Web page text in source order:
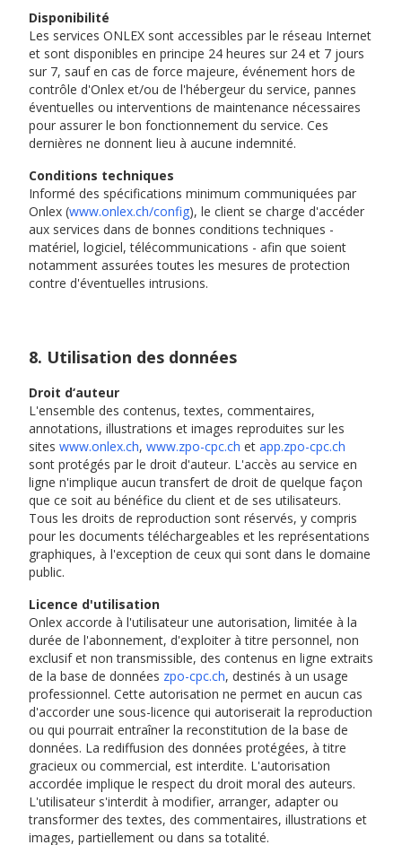
Disponibilité
Les services ONLEX sont accessibles par le réseau Internet
et sont disponibles en principe 24 heures sur 24 et 7 jours
sur 7, sauf en cas de force majeure, événement hors de
contrôle d'Onlex et/ou de l'hébergeur du service, pannes
éventuelles ou interventions de maintenance nécessaires
pour assurer le bon fonctionnement du service. Ces
dernières ne donnent lieu à aucune indemnité.
Conditions techniques
Informé des spécifications minimum communiquées par
Onlex (www.onlex.ch/config), le client se charge d'accéder
aux services dans de bonnes conditions techniques -
matériel, logiciel, télécommunications - afin que soient
notamment assurées toutes les mesures de protection
contre d'éventuelles intrusions.
8. Utilisation des données
Droit d‘auteur
L'ensemble des contenus, textes, commentaires,
annotations, illustrations et images reproduites sur les
sites www.onlex.ch, www.zpo-cpc.ch et app.zpo-cpc.ch
sont protégés par le droit d'auteur. L'accès au service en
ligne n'implique aucun transfert de droit de quelque façon
que ce soit au bénéfice du client et de ses utilisateurs.
Tous les droits de reproduction sont réservés, y compris
pour les documents téléchargeables et les représentations
graphiques, à l'exception de ceux qui sont dans le domaine
public.
Licence d'utilisation
Onlex accorde à l'utilisateur une autorisation, limitée à la
durée de l'abonnement, d'exploiter à titre personnel, non
exclusif et non transmissible, des contenus en ligne extraits
de la base de données zpo-cpc.ch, destinés à un usage
professionnel. Cette autorisation ne permet en aucun cas
d'accorder une sous-licence qui autoriserait la reproduction
ou qui pourrait entraîner la reconstitution de la base de
données. La rediffusion des données protégées, à titre
gracieux ou commercial, est interdite. L'autorisation
accordée implique le respect du droit moral des auteurs.
L'utilisateur s'interdit à modifier, arranger, adapter ou
transformer des textes, des commentaires, illustrations et
images, partiellement ou dans sa totalité.